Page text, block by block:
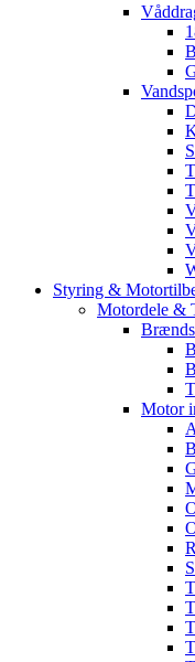
Styring &
Motordele &
Motor